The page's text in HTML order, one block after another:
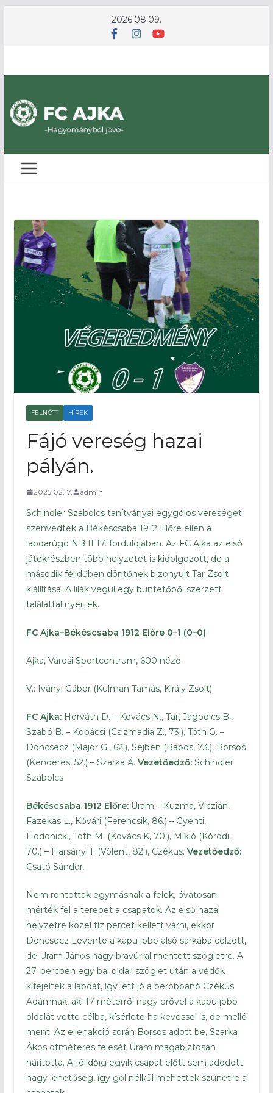
2026.08.09.
FELNŐTT HÍREK
Fájó vereség hazai
pályán.
2025.02.17. admin
Schindler Szabolcs tanítványai egygólos vereséget
szenvedtek a Békéscsaba 1912 Előre ellen a
labdarúgó NB II 17. fordulójában. Az FC Ajka az első
játékrészben több helyzetet is kidolgozott, de a
második félidőben döntőnek bizonyult Tar Zsolt
kiállítása. A lilák végül egy büntetőből szerzett
találattal nyertek.
FC Ajka–Békéscsaba 1912 Előre 0–1 (0–0)
Ajka, Városi Sportcentrum, 600 néző.
V.: Iványi Gábor (Kulman Tamás, Király Zsolt)
FC Ajka:Horváth D. – Kovács N., Tar, Jagodics B.,
Szabó B. – Kopácsi (Csizmadia Z., 73.), Tóth G. –
Doncsecz (Major G., 62.), Sejben (Babos, 73.), Borsos
(Kenderes, 52.) – Szarka Á. Vezetőedző:Schindler
Szabolcs
Békéscsaba 1912 Előre:Uram – Kuzma, Viczián,
Fazekas L., Kővári (Ferencsik, 86.) – Gyenti,
Hodonicki, Tóth M. (Kovács K, 70.), Mikló (Kóródi,
70.) – Harsányi I. (Vólent, 82.), Czékus. Vezetőedző:
Csató Sándor.
Nem rontottak egymásnak a felek, óvatosan
mérték fel a terepet a csapatok. Az első hazai
helyzetre közel tíz percet kellett várni, ekkor
Doncsecz Levente a kapu jobb alsó sarkába célzott,
de Uram János nagy bravúrral mentett szögletre. A
27. percben egy bal oldali szöglet után a védők
kifejelték a labdát, így lett jó a berobbanó Czékus
Ádámnak, aki 17 méterről nagy erővel a kapu jobb
oldalát vette célba, kísérlete ha kevéssel is, de mellé
ment. Az ellenakció során Borsos adott be, Szarka
Ákos ötméteres fejesét Uram magabiztosan
hárította. A félidőig egyik csapat előtt sem adódott
nagy lehetőség, így gól nélkül mehettek szünetre a